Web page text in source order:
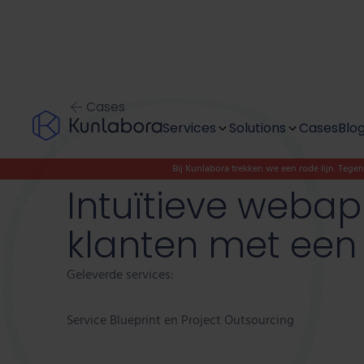
Services
Discover & design
Project outsourcing
Team as a service
Solutions
Modernise
Digitise
Innovate
CasesBlog
Bij Kunlabora trekken we een rode lijn.
Cases
Intuïtieve
klanten met
Geleverde services:
Service Blueprint en Project Outsourcing